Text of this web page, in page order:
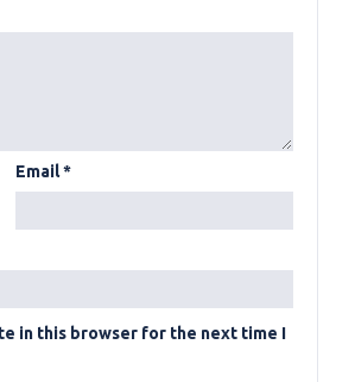
Email*
in this browser for the next time I